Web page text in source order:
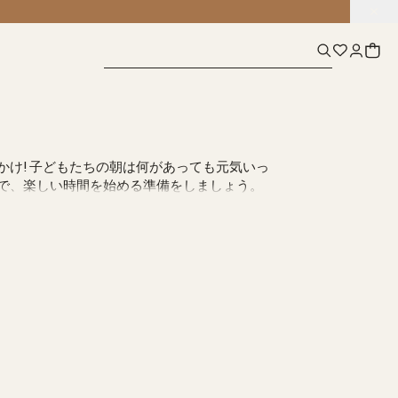
け! 子どもたちの朝は何があっても元気いっ
楽しい時間を始める準備をしましょう。